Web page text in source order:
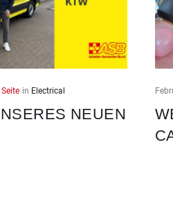
in Electrical
NEUEN